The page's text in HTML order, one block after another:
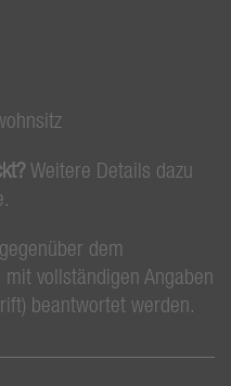
Weitere Details dazu
dem
vollständigen Angaben
beantwortet werden.